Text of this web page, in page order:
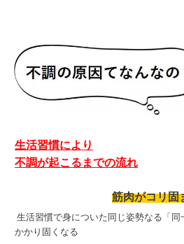
生活習慣により
不調が起こるまでの流れ
筋肉がコリ固
生活習慣で身についた同じ姿勢なる「同
かかり固くなる